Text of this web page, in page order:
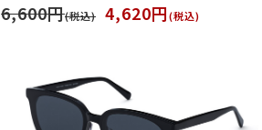
6,600円(税込) 4,620円(税込)